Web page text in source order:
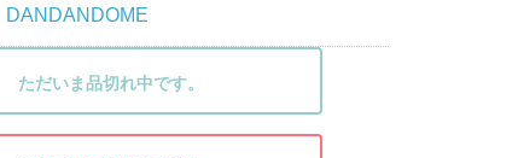
DANDANDOME
ただいま品切れ中です。